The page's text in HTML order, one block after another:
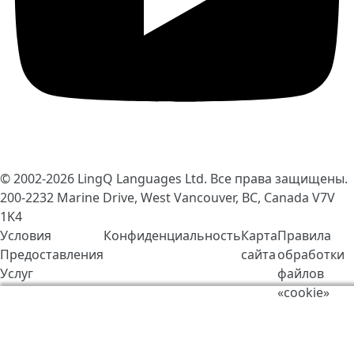
Мы используем cookie-файлы, чтобы сделать работу
© 2002-2026 LingQ Languages Ltd. Все права защищены.
200-2232 Marine Drive, West Vancouver, BC, Canada V7V
1K4
Условия
Предоставления
Услуг
КонфиденциальностьКарта
сайта
Правила
обработки
файлов
«cookie»